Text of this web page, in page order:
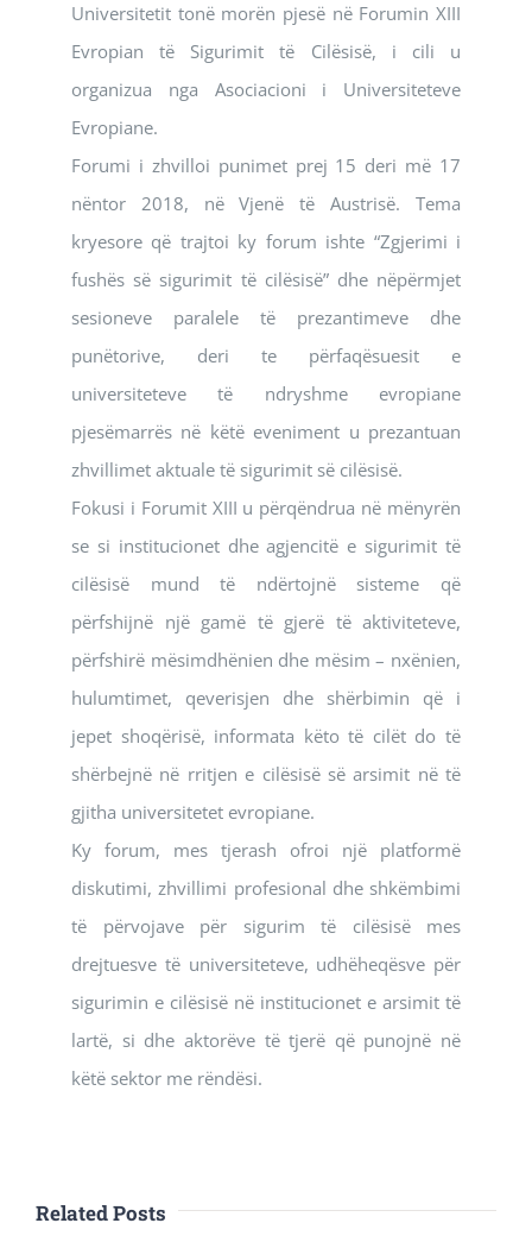
Universitetit tonë morën pjesë në Forumin XIII
Evropian të Sigurimit të Cilësisë, i cili u
organizua nga Asociacioni i Universiteteve
Evropiane.
Forumi i zhvilloi punimet prej 15 deri më 17
nëntor 2018, në Vjenë të Austrisë. Tema
kryesore që trajtoi ky forum ishte “Zgjerimi i
fushës së sigurimit të cilësisë” dhe nëpërmjet
sesioneve paralele të prezantimeve dhe
punëtorive, deri te përfaqësuesit e
universiteteve të ndryshme evropiane
pjesëmarrës në këtë eveniment u prezantuan
zhvillimet aktuale të sigurimit së cilësisë.
Fokusi i Forumit XIII u përqëndrua në mënyrën
se si institucionet dhe agjencitë e sigurimit të
cilësisë mund të ndërtojnë sisteme që
përfshijnë një gamë të gjerë të aktiviteteve,
përfshirë mësimdhënien dhe mësim – nxënien,
hulumtimet, qeverisjen dhe shërbimin që i
jepet shoqërisë, informata këto të cilët do të
shërbejnë në rritjen e cilësisë së arsimit në të
gjitha universitetet evropiane.
Ky forum, mes tjerash ofroi një platformë
diskutimi, zhvillimi profesional dhe shkëmbimi
të përvojave për sigurim të cilësisë mes
drejtuesve të universiteteve, udhëheqësve për
sigurimin e cilësisë në institucionet e arsimit të
lartë, si dhe aktorëve të tjerë që punojnë në
këtë sektor me rëndësi.
Related Posts